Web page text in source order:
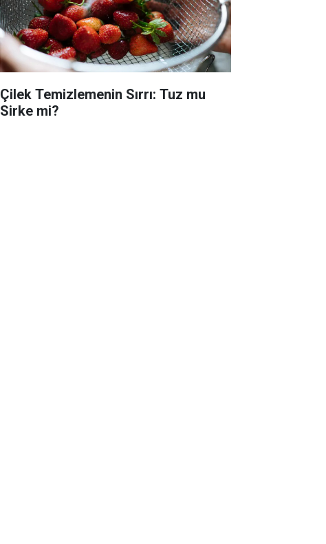
Çilek Temizlemenin Sırrı: Tuz mu
Sirke mi?